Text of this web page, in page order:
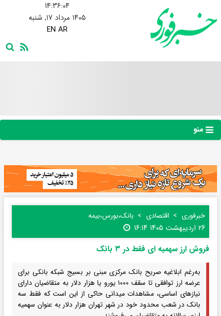
۱۴:۳۶:۰۵
۱۴۰۵ مرداد ۱۷, شنبه
EN AR
منو
خبرفوری اقتصادی بانک،بورس،بیمه
۲۶ اردیبهشت ۱۴۰۵ ۱۶:۱۴
فروش ارز سهمیه ای فقط در ۳ بانک
به‌رغم ابلاغیه صریح بانک مرکزی مبنی بر بسیج شبکه بانکی برای
عرضه ارز توافقی تا سقف ۱۰۰۰ یورو یا هزار دلار به متقاضیان دارای
نیازهای اساسی، مشاهدات میدانی حاکی از این است که فقط سه
بانک در شعب محدود خود در شهر تهران هزار دلار به عنوان سهمیه